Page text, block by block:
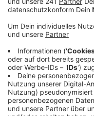
Veröffentlicht:Montag,
Anzeige
Die Gewerkschaft
Lufthansa-Töchter
aufgerufen – der